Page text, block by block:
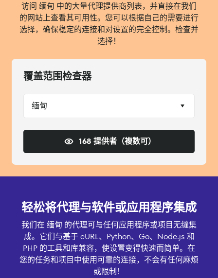
访问 缅甸 中的大量代理提供商列表，并直接在我们
的网站上查看其可用性。您可以根据自己的需要进行
选择，确保稳定的连接和对设置的完全控制。检查并
选择！
覆盖范围检查器
缅甸
168 提供者（複数可）
轻松将代理与软件或应用程序集成
我们在 缅甸 的代理可与任何应用程序或项目无缝集
成。它们与基于 cURL、Python、Go、Node.js 和
PHP 的工具和库兼容，使设置变得快速而简单。在
您的任务和项目中使用可靠的连接，不会有任何麻烦
或限制！